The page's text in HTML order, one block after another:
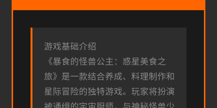
游戏基础介绍
《暴食的怪兽公主：惑星美食之
旅》是一款结合养成、料理制作和
星际冒险的独特游戏。玩家将扮演